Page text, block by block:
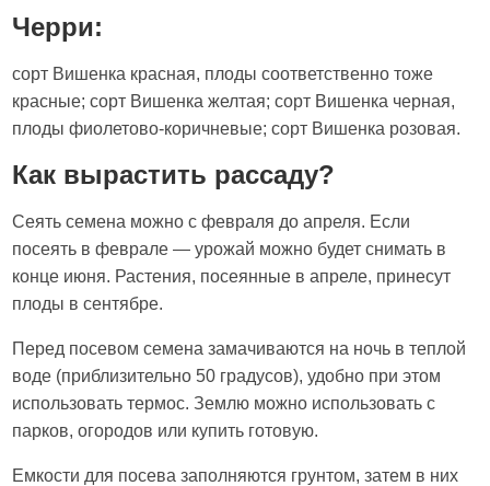
Черри:
сорт Вишенка красная, плоды соответственно тоже
красные; сорт Вишенка желтая; сорт Вишенка черная,
плоды фиолетово-коричневые; сорт Вишенка розовая.
Как вырастить рассаду?
Сеять семена можно с февраля до апреля. Если
посеять в феврале — урожай можно будет снимать в
конце июня. Растения, посеянные в апреле, принесут
плоды в сентябре.
Перед посевом семена замачиваются на ночь в теплой
воде (приблизительно 50 градусов), удобно при этом
использовать термос. Землю можно использовать с
парков, огородов или купить готовую.
Емкости для посева заполняются грунтом, затем в них